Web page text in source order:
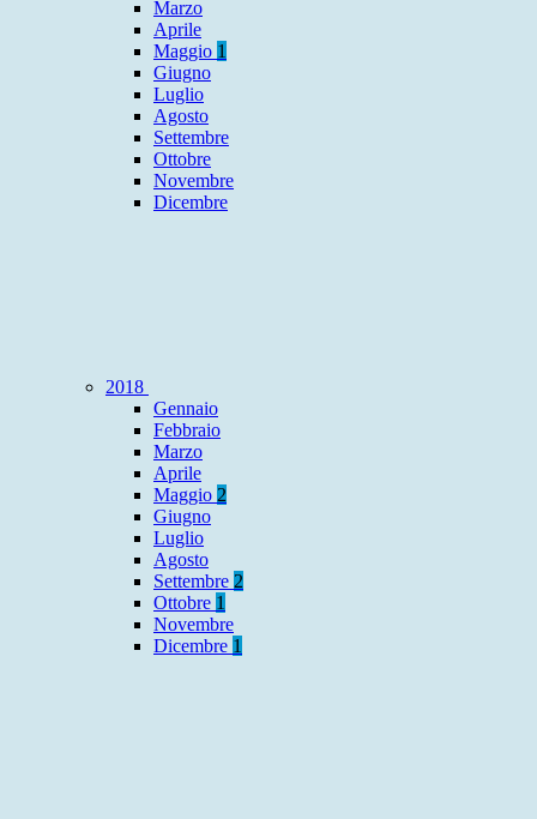
Marzo
Aprile
Maggio 1
Giugno
Luglio
Agosto
Settembre
Ottobre
Novembre
Dicembre
2018
Gennaio
Febbraio
Marzo
Aprile
Maggio 2
Giugno
Luglio
Agosto
Settembre 2
Ottobre 1
Novembre
Dicembre 1